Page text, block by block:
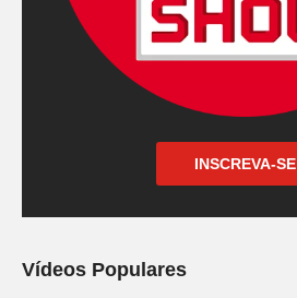
INSCREVA-SE
Vídeos Populares